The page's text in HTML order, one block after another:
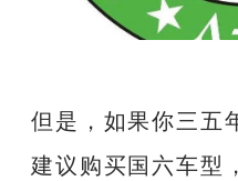
但是，如果你三五
建议购买国六车型